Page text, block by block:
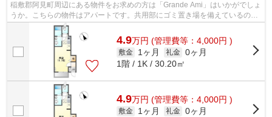
稲敷郡阿見町周辺にある物件をお求めの方は「Grande Ami」はいかがでしょ
うか。こちらの物件はアパートです。共用部にゴミ置き場を備えているの
で、外部の人にごみを見られたりするリ...
4.9万円 (管理費等：4,000円 )
敷金 1ヶ月 礼金 0ヶ月
1階 / 1K / 30.20㎡
4.9万円 (管理費等：4,000円 )
敷金 1ヶ月 礼金 0ヶ月